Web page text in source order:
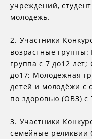
учреждений,
молодёжь.
2. Участники
возрастные
группа с 7 до12
до17; Молодёжная
детей и молодёжи с
по здоровью (ОВЗ) с
3. Участники
семейные реликвии